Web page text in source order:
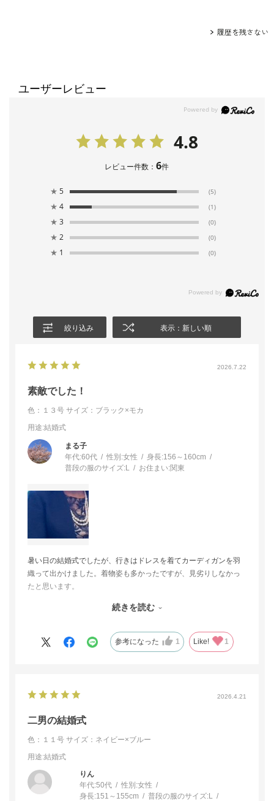
履歴を残さない
ユーザーレビュー
4.8
レビュー件数：6件
★ 5 (5)
★ 4 (1)
★ 3 (0)
★ 2 (0)
★ 1 (0)
絞り込み 表示：新しい順
2026.7.22
素敵でした！
色：１３号 サイズ：ブラック×モカ
用途:結婚式
まる子
年代:60代 性別:女性 身長:156～160cm
普段の服のサイズ:L お住まい:関東
暑い日の結婚式でしたが、行きはドレスを着てカーディガンを羽
織って出かけました。着物姿も多かったですが、見劣りしなかっ
たと思います。
サイズとカラーを変えてみましたが、ちょうど気に入った色とサ
上もそのままでも良かったのですが、年齢などのことを実店舗で
相談しましたところ、ネイビーの軽い上着を提案していただきそ
が、東京ソワールさんのサイトでこのドレスを見つけ一目惚れし
帰りは着替えましたが、小さく畳めるので持ち帰りも楽でした。
すぐに手洗いしました。手洗い出来るのも、高評価だと思いま
す。
続きを読む
参考になった 1 Like! 1
2026.4.21
二男の結婚式
色：１１号 サイズ：ネイビー×ブルー
用途:結婚式
りん
年代:50代 性別:女性
身長:151～155cm 普段の服のサイズ:L